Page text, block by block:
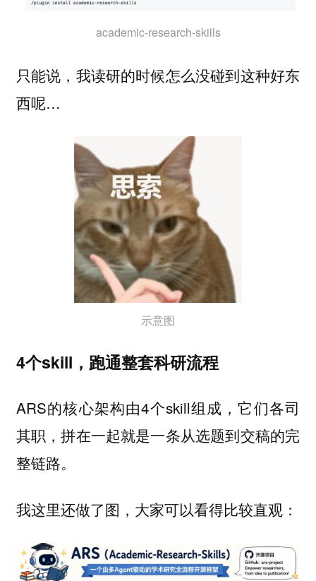
academic-research-skills
只能说，我读研的时候怎么没碰到这种好东
西呢…
示意图
4个skill，跑通整套科研流程
ARS的核心架构由4个skill组成，它们各司
其职，拼在一起就是一条从选题到交稿的完
整链路。
我这里还做了图，大家可以看得比较直观：